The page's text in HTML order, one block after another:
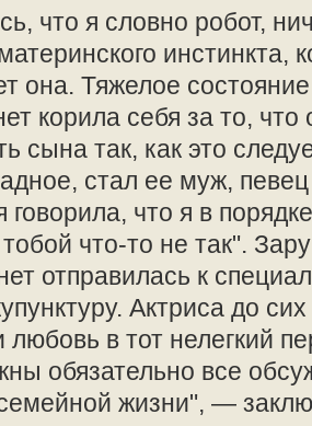
что я словно робот,
инстинкта,
она. Тяжелое
корила себя за то, что
сына так, как это
стал ее муж,
что я в
что-то не так".
отправилась к
Актриса до
в тот нелегкий
обязательно все
жизни", —